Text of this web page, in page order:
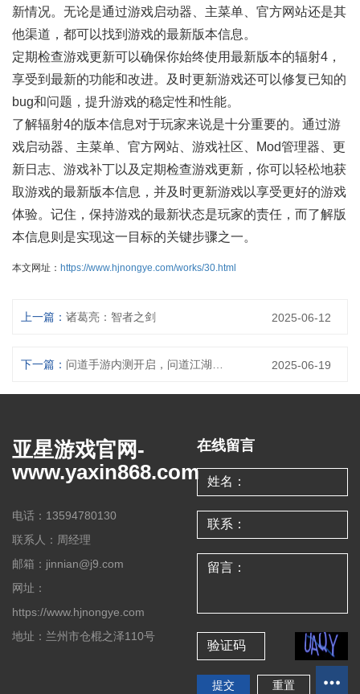
新情况。无论是通过游戏启动器、主菜单、官方网站还是其
他渠道，都可以找到游戏的最新版本信息。
定期检查游戏更新可以确保你始终使用最新版本的辐射4，
享受到最新的功能和改进。及时更新游戏还可以修复已知的
bug和问题，提升游戏的稳定性和性能。
了解辐射4的版本信息对于玩家来说是十分重要的。通过游
戏启动器、主菜单、官方网站、游戏社区、Mod管理器、更
新日志、游戏补丁以及定期检查游戏更新，你可以轻松地获
取游戏的最新版本信息，并及时更新游戏以享受更好的游戏
体验。记住，保持游戏的最新状态是玩家的责任，而了解版
本信息则是实现这一目标的关键步骤之一。
本文网址： https://www.hjnongye.com/works/30.html
上一篇： 诸葛亮：智者之剑 2025-06-12
下一篇： 2025-06-19
亚星游戏官网-
www.yaxin868.com
电话：13594780130
联系人：周经理
邮箱：jinnian@j9.com
网址：
https://www.hjnongye.com
地址：兰州市仓棍之泽110号
在线留言